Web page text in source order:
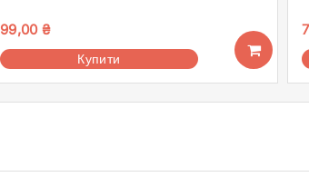
99,00 ₴
Купити